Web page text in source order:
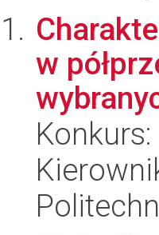
w
Konkurs: